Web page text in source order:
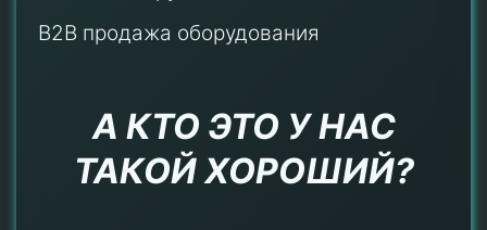
B2B продажа оборудования
А КТО ЭТО У НАС
ТАКОЙ ХОРОШИЙ?